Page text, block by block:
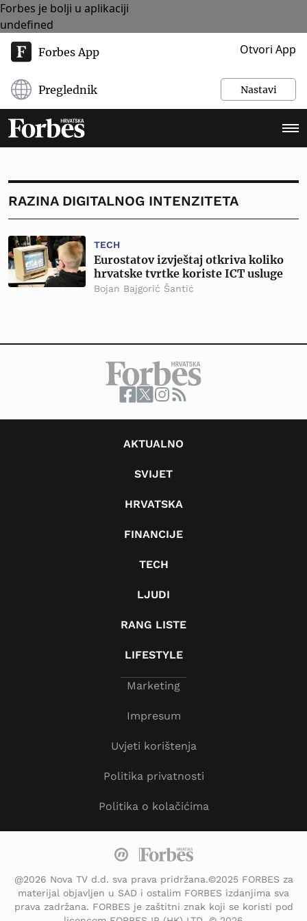
Forbes je bolji u aplikaciji
undefined
Forbes App Otvori App
Preglednik Nastavi
RAZINA DIGITALNOG INTENZITETA
TECH
Eurostatov izvještaj otkriva koliko
hrvatske tvrtke koriste ICT usluge
Bojan Bajgorić Šantić
AKTUALNO
SVIJET
HRVATSKA
FINANCIJE
TECH
LJUDI
RANG LISTE
LIFESTYLE
Marketing
Impresum
Uvjeti korištenja
Politika privatnosti
Politika o kolačićima
@2026 Nova TV d.d. sva prava pridržana.©2025 FORBES za
materijal objavljen u SAD i ostalim FORBES izdanjima sva
prava zadržana. FORBES je zaštitni znak koji se koristi pod